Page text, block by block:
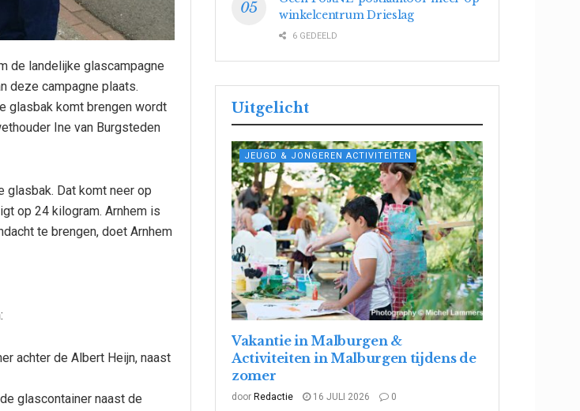
de landelijke glascampagne
deze campagne plaats.
glasbak komt brengen wordt
Ine van Burgsteden
glasbak. Dat komt neer op
op 24 kilogram. Arnhem is
te brengen, doet Arnhem
achter de Albert Heijn, naast
glascontainer naast de
winkelcentrum Drieslag
6 GEDEELD
Uitgelicht
JEUGD & JONGEREN ACTIVITEITEN
Vakantie in Malburgen &
Activiteiten in Malburgen tijdens de
zomer
door Redactie 16 JULI 2026 0